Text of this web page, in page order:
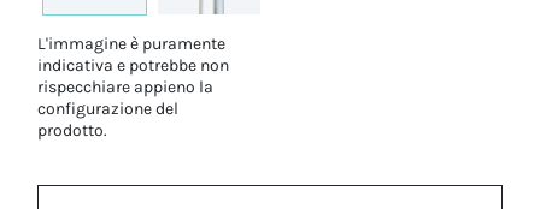
L'immagine è puramente
indicativa e potrebbe non
rispecchiare appieno la
configurazione del
prodotto.